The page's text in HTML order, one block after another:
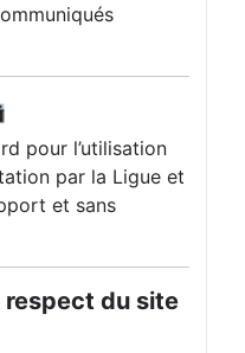
pour l’utilisation
par la Ligue et
et sans
respect du site